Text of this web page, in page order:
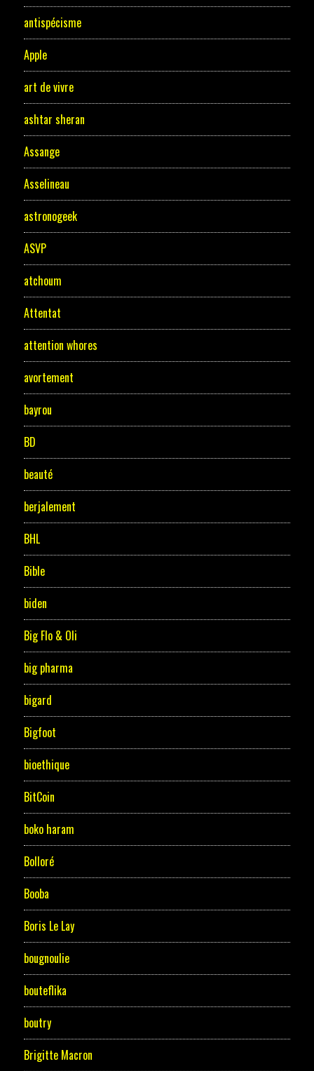
antispécisme
Apple
art de vivre
ashtar sheran
Assange
Asselineau
astronogeek
ASVP
atchoum
Attentat
attention whores
avortement
bayrou
BD
beauté
berjalement
BHL
Bible
biden
Big Flo & Oli
big pharma
bigard
Bigfoot
bioethique
BitCoin
boko haram
Bolloré
Booba
Boris Le Lay
bougnoulie
bouteflika
boutry
Brigitte Macron